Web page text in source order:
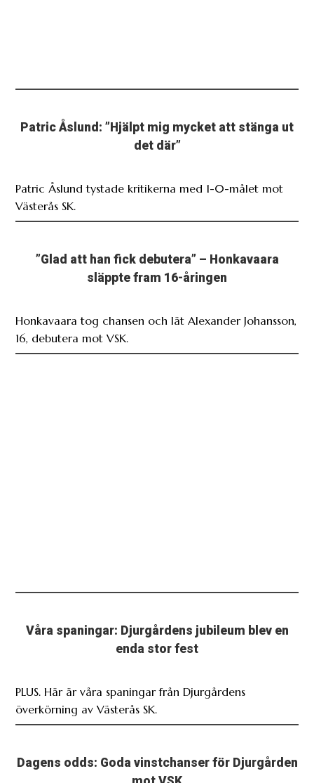
Patric Åslund: ”Hjälpt mig mycket att stänga ut
det där”
Patric Åslund tystade kritikerna med 1-0-målet mot
Västerås SK.
”Glad att han fick debutera” – Honkavaara
släppte fram 16-åringen
Honkavaara tog chansen och lät Alexander Johansson,
16, debutera mot VSK.
Våra spaningar: Djurgårdens jubileum blev en
enda stor fest
PLUS. Här är våra spaningar från Djurgårdens
överkörning av Västerås SK.
Dagens odds: Goda vinstchanser för Djurgården